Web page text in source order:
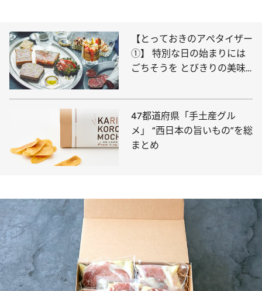
【とっておきのアぺタイザー
①】 特別な日の始まりには
ごちそうを とびきりの美味
47都道府県「手土産グル
メ」 “西日本の旨いもの”を総
まとめ